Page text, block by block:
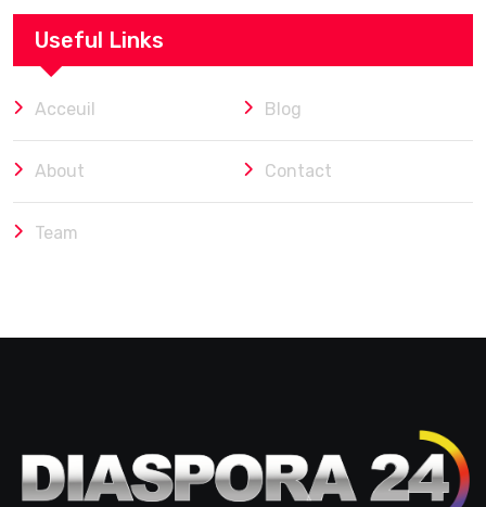
Useful Links
Acceuil Blog
About Contact
Team